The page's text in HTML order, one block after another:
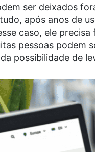
ser deixados
após anos de
caso, ele
pessoas podem
possibilidade de